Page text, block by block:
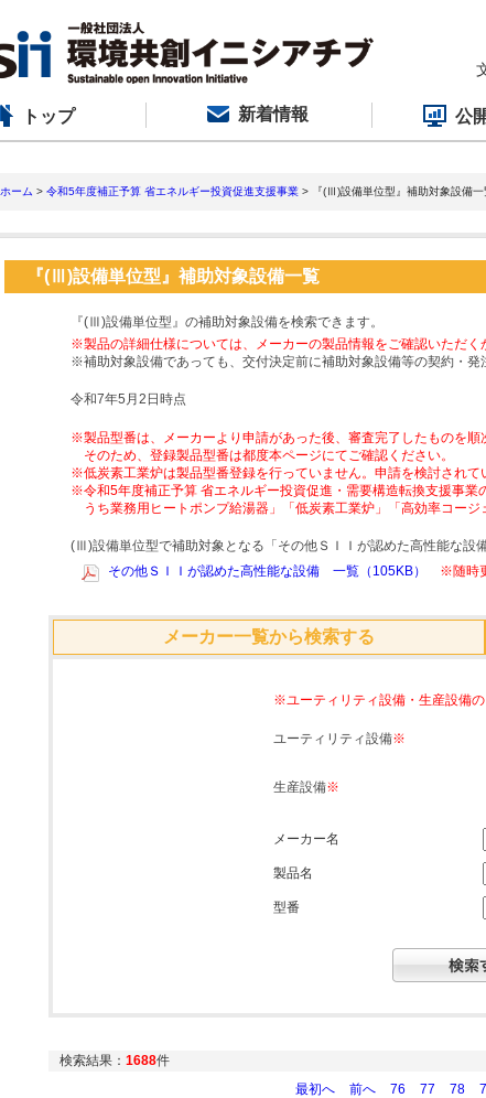
トップ 新着情報 公
ホーム > 令和5年度補正予算 省エネルギー投資促進支援事業 > 『(Ⅲ)設備単位型』補助対象設備一
『(Ⅲ)設備単位型』補助対象設備一覧
『(Ⅲ)設備単位型』の補助対象設備を検索できます。
※製品の詳細仕様については、メーカーの製品情報をご確認いただく
※補助対象設備であっても、交付決定前に補助対象設備等の契約・発
令和7年5月2日時点
※製品型番は、メーカーより申請があった後、審査完了したものを順
そのため、登録製品型番は都度本ページにてご確認ください。
※低炭素工業炉は製品型番登録を行っていません。申請を検討されて
※令和5年度補正予算 省エネルギー投資促進・需要構造転換支援事
うち業務用ヒートポンプ給湯器」「低炭素工業炉」「高効率コー
(Ⅲ)設備単位型で補助対象となる「その他ＳＩＩが認めた高性能な設
その他ＳＩＩが認めた高性能な設備 一覧（105KB）
※随時
メーカー一覧から検索する
※ユーティリティ設備・生産設備の
ユーティリティ設備※
生産設備※
メーカー名
製品名
型番
検索結果： 1688件
最初へ
前へ 76 77 78